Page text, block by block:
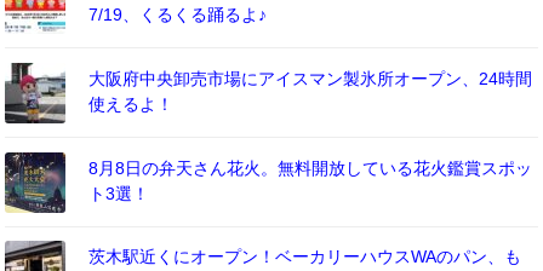
7/19、くるくる踊るよ♪
大阪府中央卸売市場にアイスマン製氷所オープン、24時間
使えるよ！
8月8日の弁天さん花火。無料開放している花火鑑賞スポッ
ト3選！
茨木駅近くにオープン！ベーカリーハウスWAのパン、も